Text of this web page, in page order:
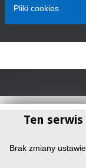
Pliki cookies
Ten
Brak zmiany